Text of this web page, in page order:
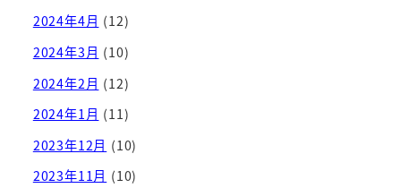
2024年4月 (12)
2024年3月 (10)
2024年2月 (12)
2024年1月 (11)
2023年12月 (10)
2023年11月 (10)